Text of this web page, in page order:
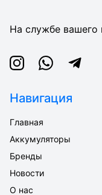
На службе вашего
InstagramWhatsappTelegram
Навигация
Главная
Аккумуляторы
Бренды
Новости
О нас